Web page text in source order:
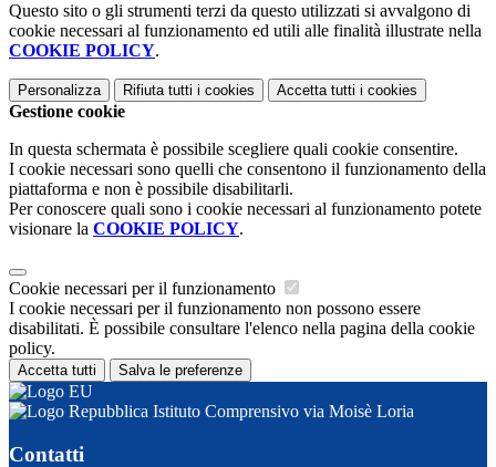
Questo sito o gli strumenti terzi da questo utilizzati si avvalgono di
cookie necessari al funzionamento ed utili alle finalità illustrate nella
COOKIE POLICY.
Personalizza Rifiuta tutti i cookies Accetta tutti i cookies
Gestione cookie
In questa schermata è possibile scegliere quali cookie consentire.
I cookie necessari sono quelli che consentono il funzionamento della
piattaforma e non è possibile disabilitarli.
Per conoscere quali sono i cookie necessari al funzionamento potete
visionare la COOKIE POLICY.
Cookie necessari per il funzionamento
I cookie necessari per il funzionamento non possono essere
disabilitati. È possibile consultare l'elenco nella pagina della cookie
policy.
Accetta tutti Salva le preferenze
Istituto Comprensivo via Moisè Loria
Contatti